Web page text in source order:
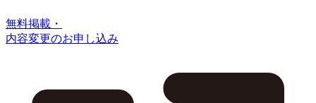
無料掲載・
内容変更のお申し込み